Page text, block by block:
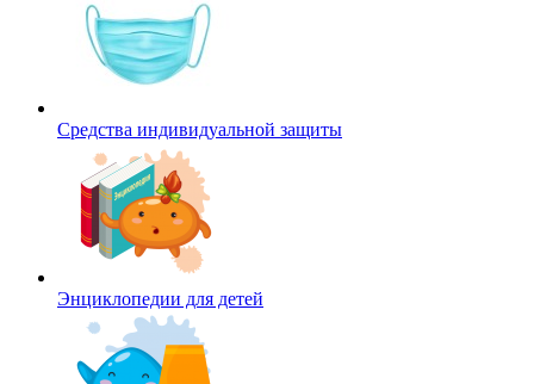
Средства индивидуальной защиты
Энциклопедии для детей